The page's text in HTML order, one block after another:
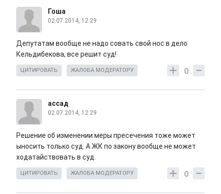
Гоша
02.07.2014, 12:29
Депутатам вообще не надо совать свой нос в дело
Кельдибекова, все решит суд!
0
ЦИТИРОВАТЬ ЖАЛОБА МОДЕРАТОРУ
ассад
02.07.2014, 12:29
Решение об изменении меры пресечения тоже может
ыносить только суд. А ЖК по закону вообще не может
ходатайствовать в суд.
0
ЦИТИРОВАТЬ ЖАЛОБА МОДЕРАТОРУ